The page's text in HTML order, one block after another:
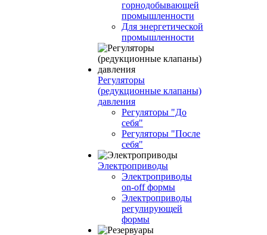
горнодобывающей
промышленности
Для энергетической
промышленности
Регуляторы
(редукционные клапаны)
давления
Регуляторы "До
себя"
Регуляторы "После
себя"
Электроприводы
Электроприводы
on-off формы
Электроприводы
регулирующей
формы